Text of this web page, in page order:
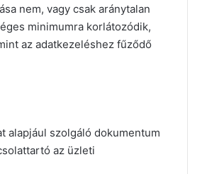
nem, vagy csak aránytalan
minimumra korlátozódik,
az adatkezeléshez fűződő
alapjául szolgáló dokumentum
az üzleti